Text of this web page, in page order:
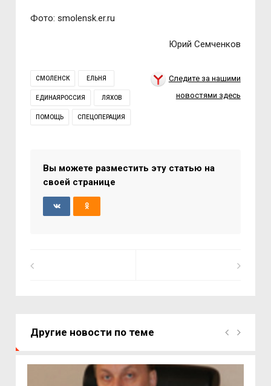
Фото: smolensk.er.ru
Юрий Семченков
СМОЛЕНСК ЕЛЬНЯ
ЕДИНАЯРОССИЯ ЛЯХОВ
ПОМОЩЬ СПЕЦОПЕРАЦИЯ
Следите за нашими
новостями здесь
Вы можете разместить эту статью на
своей странице
Другие новости по теме